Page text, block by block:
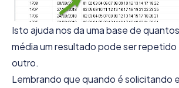
Isto ajuda nos da uma base de
média um resultado pode ser repetido
outro.
Lembrando que quando é solicitando